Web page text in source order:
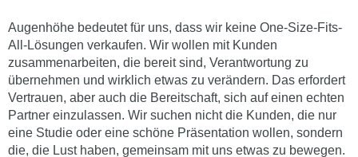
Augenhöhe bedeutet für uns, dass wir keine One-Size-Fits-
All-Lösungen verkaufen. Wir wollen mit Kunden
zusammenarbeiten, die bereit sind, Verantwortung zu
übernehmen und wirklich etwas zu verändern. Das erfordert
Vertrauen, aber auch die Bereitschaft, sich auf einen echten
Partner einzulassen. Wir suchen nicht die Kunden, die nur
eine Studie oder eine schöne Präsentation wollen, sondern
die, die Lust haben, gemeinsam mit uns etwas zu bewegen.